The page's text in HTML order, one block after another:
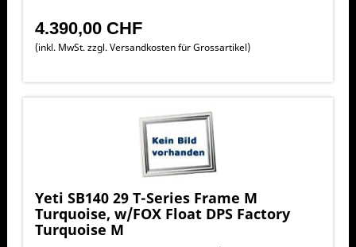
4.390,00 CHF
(inkl. MwSt. zzgl.Versandkosten für Grossartikel)
Yeti SB140 29 T-Series Frame M
Turquoise, w/FOX Float DPS Factory
Turquoise M